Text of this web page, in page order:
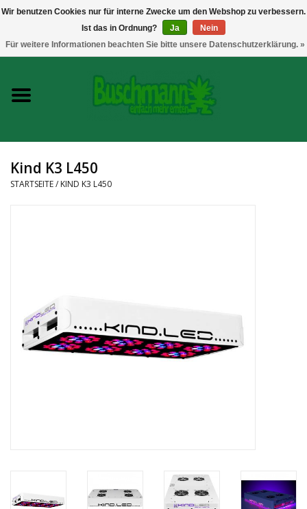
Growshop
Messtechnik
Headshop
Kind K3 L450
STARTSEITE/ KIND K3 L450
Wir benutzen Cookies nur für interne Zwecke um den Webshop zu verbessern.
Ist das in Ordnung?
Ja
Nein
Für weitere Informationen beachten Sie bitte unsere Datenschutzerklärung. »